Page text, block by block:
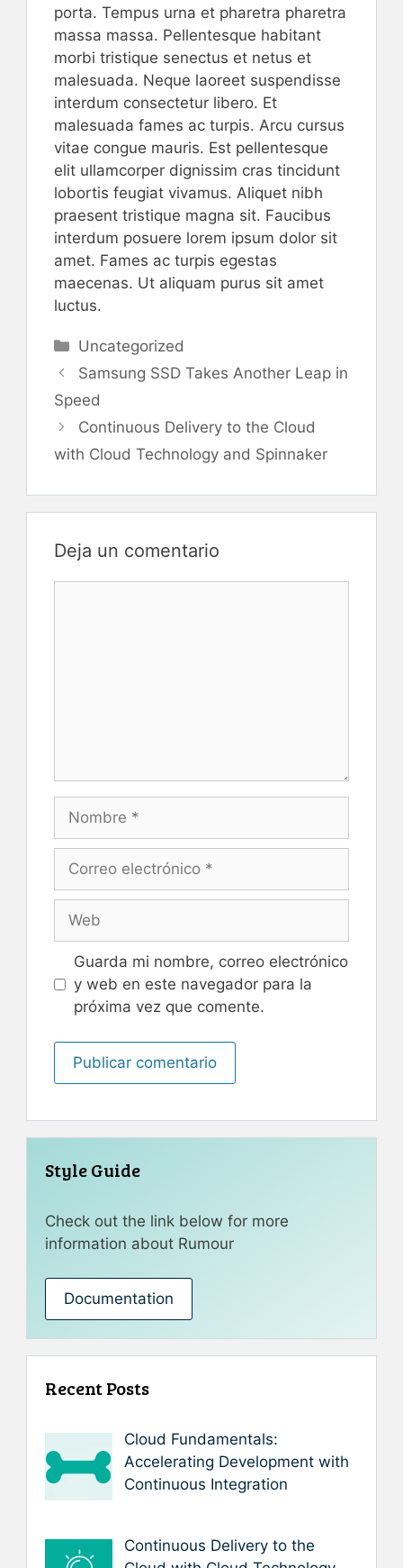
porta. Tempus urna et pharetra pharetra
massa massa. Pellentesque habitant
morbi tristique senectus et netus et
malesuada. Neque laoreet suspendisse
interdum consectetur libero. Et
malesuada fames ac turpis. Arcu cursus
vitae congue mauris. Est pellentesque
elit ullamcorper dignissim cras tincidunt
lobortis feugiat vivamus. Aliquet nibh
praesent tristique magna sit. Faucibus
interdum posuere lorem ipsum dolor sit
amet. Fames ac turpis egestas
maecenas. Ut aliquam purus sit amet
luctus.
Categorías
Uncategorized
Navegación
de
entradas
Samsung SSD Takes Another Leap in
Speed
Continuous Delivery to the Cloud
with Cloud Technology and Spinnaker
Deja un comentario
Nombre
Correo
Web
Guarda mi nombre, correo electrónico
y web en este navegador para la
próxima vez que comente.
Style Guide
Check out the link below for more
information about Rumour
Documentation
Recent Posts
Cloud Fundamentals:
Accelerating Development with
Continuous Integration
Continuous Delivery to the